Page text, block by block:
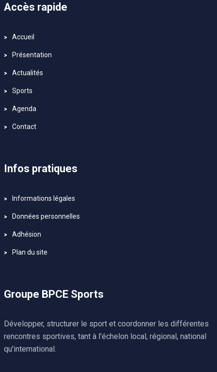
Accès rapide
Accueil
Présentation
Actualités
Sports
Agenda
Contact
Infos pratiques
Informations légales
Données personnelles
Adhésion
Plan du site
Groupe BPCE Sports
Développer, structurer le sport et coordonner les différentes
rencontres sportives, tant à l'échelon local, régional, national
qu'international.